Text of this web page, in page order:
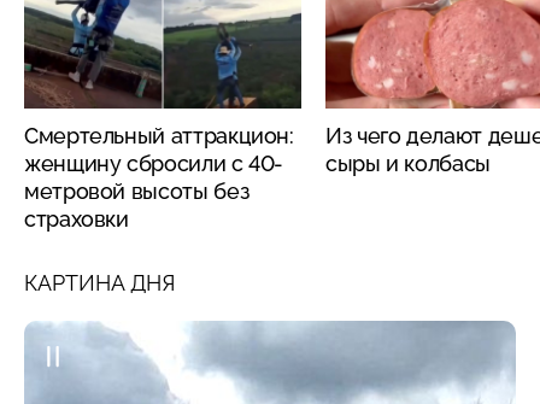
Смертельный аттракцион:
женщину сбросили с 40-
метровой высоты без
страховки
Из чего делают
сыры и колбасы
КАРТИНА ДНЯ